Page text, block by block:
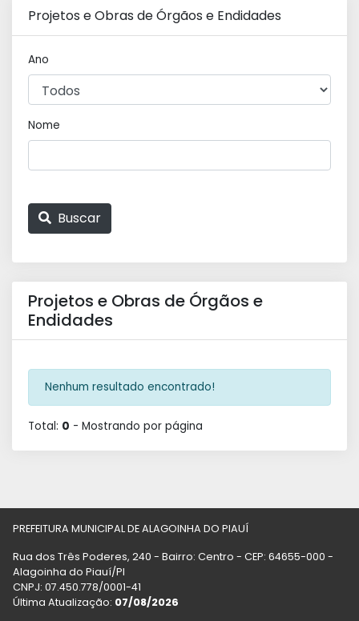
Projetos e Obras de Órgãos e Endidades
Ano
Nome
Buscar
Projetos e Obras de Órgãos e
Endidades
Nenhum resultado encontrado!
Total: 0 - Mostrando por página
PREFEITURA MUNICIPAL DE ALAGOINHA DO PIAUÍ
Rua dos Três Poderes, 240 - Bairro: Centro - CEP: 64655-000 -
Alagoinha do Piauí/PI
CNPJ: 07.450.778/0001-41
Última Atualização: 07/08/2026